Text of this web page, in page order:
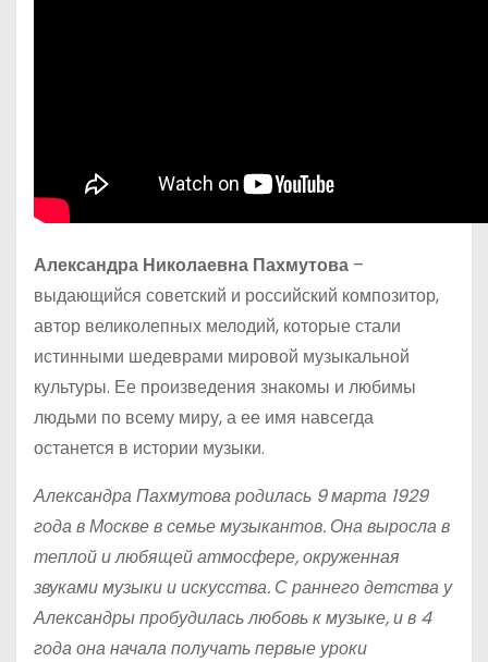
Александра Николаевна Пахмутова –
выдающийся советский и российский композитор,
автор великолепных мелодий, которые стали
истинными шедеврами мировой музыкальной
культуры. Ее произведения знакомы и любимы
людьми по всему миру, а ее имя навсегда
останется в истории музыки.
Александра Пахмутова родилась 9 марта 1929
года в Москве в семье музыкантов. Она выросла в
теплой и любящей атмосфере, окруженная
звуками музыки и искусства. С раннего детства у
Александры пробудилась любовь к музыке, и в 4
года она начала получать первые уроки